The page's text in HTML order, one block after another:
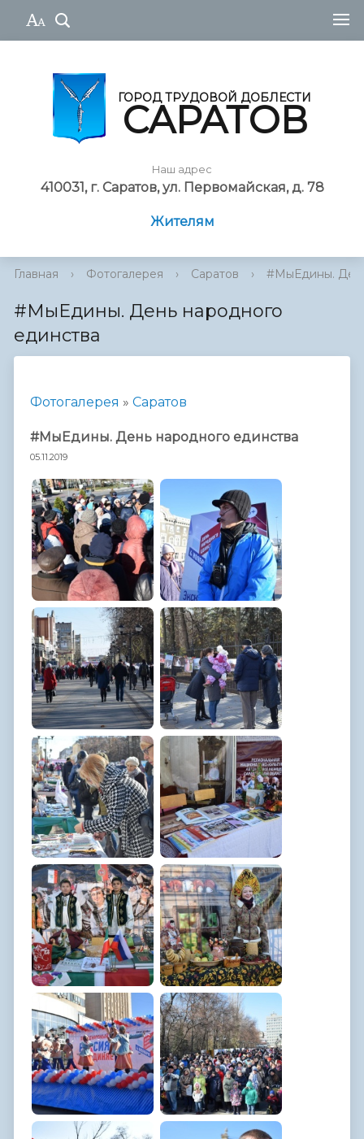
ГОРОД ТРУДОВОЙ ДОБЛЕСТИ
САРАТОВ
Наш адрес
410031, г. Саратов, ул. Первомайская, д. 78
Жителям
Главная › Фотогалерея › Саратов › #МыЕдины.
#МыЕдины. День народного
единства
Фотогалерея » Саратов
#МыЕдины. День народного единства
05.11.2019